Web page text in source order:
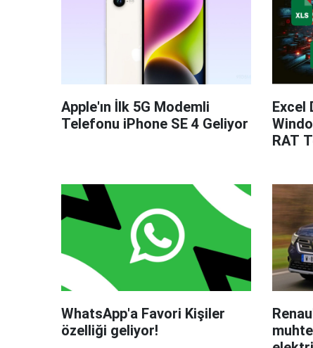
Apple'ın İlk 5G Modemli
Telefonu iPhone SE 4 Geliyor
Excel
RAT
WhatsApp'a Favori Kişiler
özelliği geliyor!